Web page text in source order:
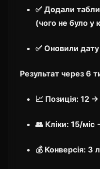
✅ Додали
(чого не було у
✅ Оновили
Результат через 6
📈 Позиція: 12
👥 Кліки: 15/
💰 Конверсія: 3